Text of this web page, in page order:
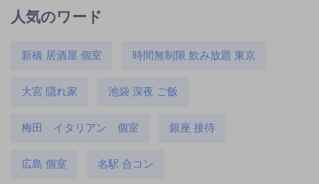
人気のワード
新橋 居酒屋 個室 時間無制限 飲み放題 東京
大宮 隠れ家 池袋 深夜 ご飯
梅田 イタリアン 個室 銀座 接待
広島 個室 名駅 合コン